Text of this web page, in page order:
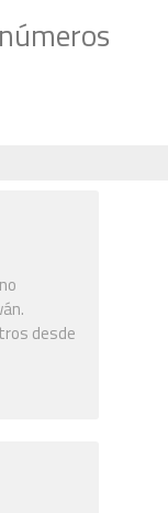
desde